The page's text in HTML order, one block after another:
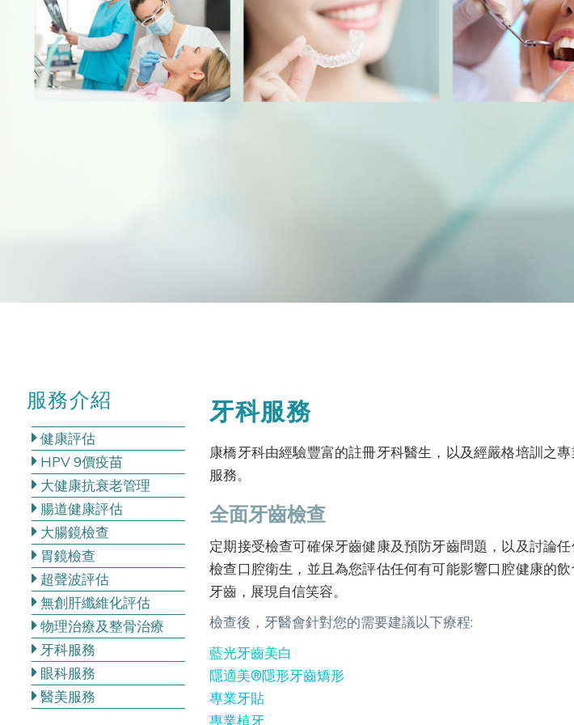
服務介紹
健康評估
HPV 9價疫苗
大健康抗衰老管理
腸道健康評估
大腸鏡檢查
胃鏡檢查
超聲波評估
無創肝纖維化評估
物理治療及整骨治療
牙科服務
眼科服務
醫美服務
牙科服務
康橋牙科由經驗豐富的註冊牙科醫生，以及經嚴格培訓之
服務。
全面牙齒檢查
定期接受檢查可確保牙齒健康及預防牙齒問題，以及討論
檢查口腔衛生，並且為您評估任何有可能影響口腔健康的
牙齒，展現自信笑容。
檢查後，牙醫會針對您的需要建議以下療程:
藍光牙齒美白
隱適美®隱形牙齒矯形
專業牙貼
專業植牙